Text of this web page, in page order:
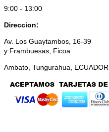
9:00 - 13:00
Direccion:
Av. Los Guaytambos, 16-39
y Frambuesas, Ficoa
Ambato, Tungurahua, ECUADOR